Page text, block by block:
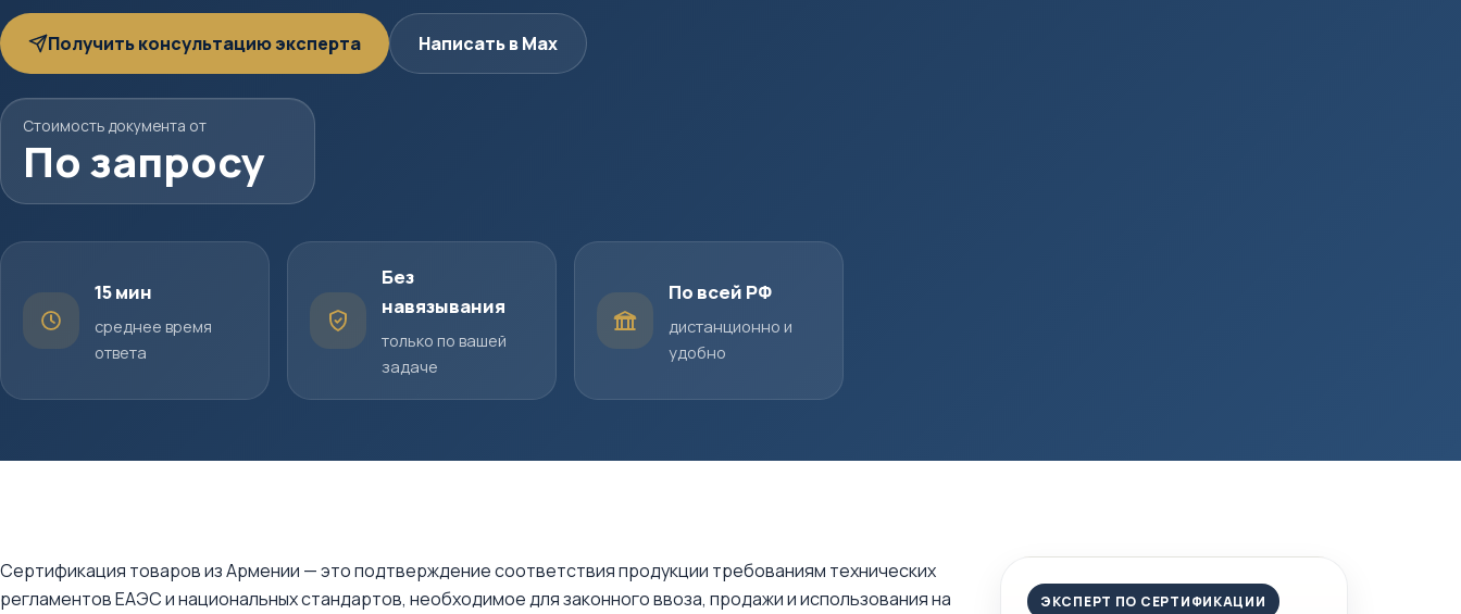
Получить консультацию эксперта Написать в Max
Стоимость документа от
По запросу
15 мин
среднее время
ответа
Без
навязывания
только по вашей
задаче
По всей РФ
дистанционно и
удобно
Сертификация товаров из Армении — это подтверждение соответствия продукции требованиям технических
регламентов ЕАЭС и национальных стандартов, необходимое для законного ввоза, продажи и использования на
ЭКСПЕРТ ПО СЕРТИФИКАЦИИ